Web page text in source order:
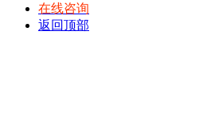
在线咨询
返回顶部